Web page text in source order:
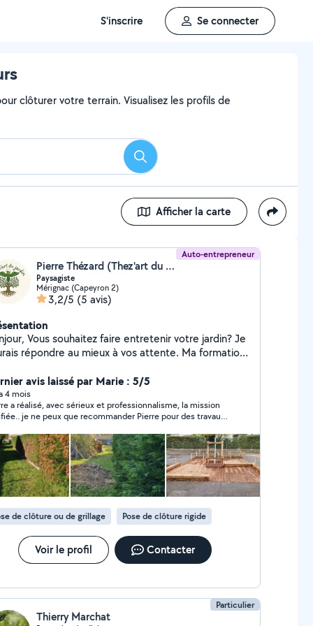
S'inscrire Se connecter
clôturer votre terrain. Visualisez les profils de
Rechercher
Afficher la carte
Auto-entrepreneur
Pierre Thézard (Thez'art du jardin)
Paysagiste
Mérignac (Capeyron 2)
3,2/5 (5 avis)
Vous souhaitez faire entretenir votre jardin? Je
répondre au mieux à vos attente. Ma formation
des bases solides et variées. Je saurais répondre à
demande d'entretien courant et mettrais mes
à votre services pour répondre à vos
spécifique. Je vous propose également mes
pour la réalisation de terrasse en bois (pin,
exotique), clôtures de jardin (bois, béton)
la création de bassins. Vous souhaitez
vos travaux vous même je loue aussi du
ponceuse, visseuse, petit perforateur
compresseur, groupe électrogène, tondeuse,
haie...
avis laissé par Marie : 5/5
4 mois
a réalisé, avec sérieux et professionnalisme, la mission
peux que recommander Pierre pour des travaux
de clôture ou de grillage Pose de clôture rigide
Voir le profil Contacter
Particulier
Thierry Marchat